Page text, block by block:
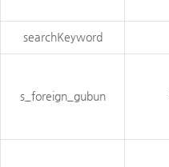
searchKeyword
s_foreign_gubun